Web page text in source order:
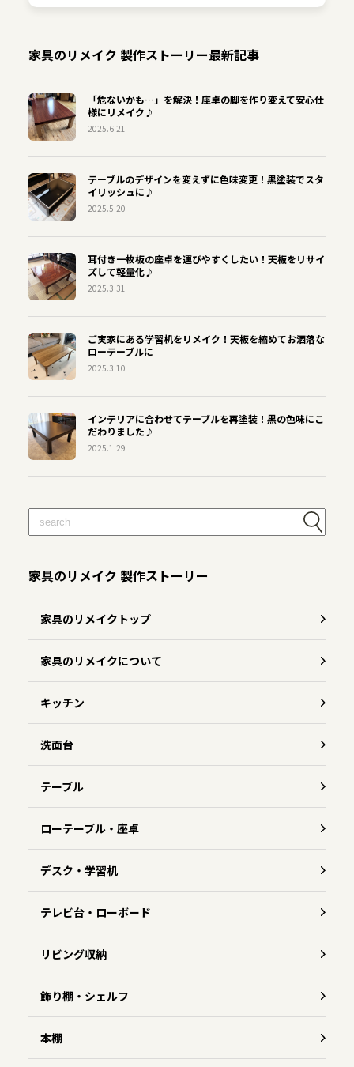
家具のリメイク 製作ストーリー最新記事
「危ないかも…」を解決！座卓の脚を作り変えて安心仕
様にリメイク♪
2025.6.21
テーブルのデザインを変えずに色味変更！黒塗装でスタ
イリッシュに♪
2025.5.20
耳付き一枚板の座卓を運びやすくしたい！天板をリサイ
ズして軽量化♪
2025.3.31
ご実家にある学習机をリメイク！天板を縮めてお洒落な
ローテーブルに
2025.3.10
インテリアに合わせてテーブルを再塗装！黒の色味にこ
だわりました♪
2025.1.29
家具のリメイク 製作ストーリー
家具のリメイクトップ
家具のリメイクについて
キッチン
洗面台
テーブル
ローテーブル・座卓
デスク・学習机
テレビ台・ローボード
リビング収納
飾り棚・シェルフ
本棚